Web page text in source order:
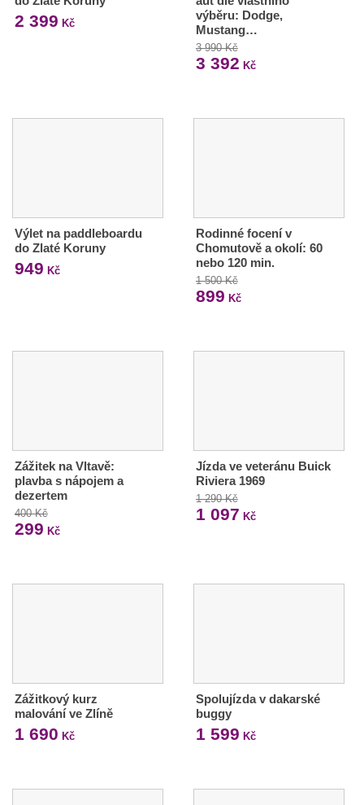
2 399 Kč
výběru: Dodge,
Mustang…
3 990 Kč
3 392 Kč
Výlet na paddleboardu
do Zlaté Koruny
949 Kč
Rodinné focení v
Chomutově a okolí: 60
nebo 120 min.
1 500 Kč
899 Kč
Zážitek na Vltavě:
plavba s nápojem a
dezertem
400 Kč
299 Kč
Jízda ve veteránu Buick
Riviera 1969
1 290 Kč
1 097 Kč
Zážitkový kurz
malování ve Zlíně
1 690 Kč
Spolujízda v dakarské
buggy
1 599 Kč